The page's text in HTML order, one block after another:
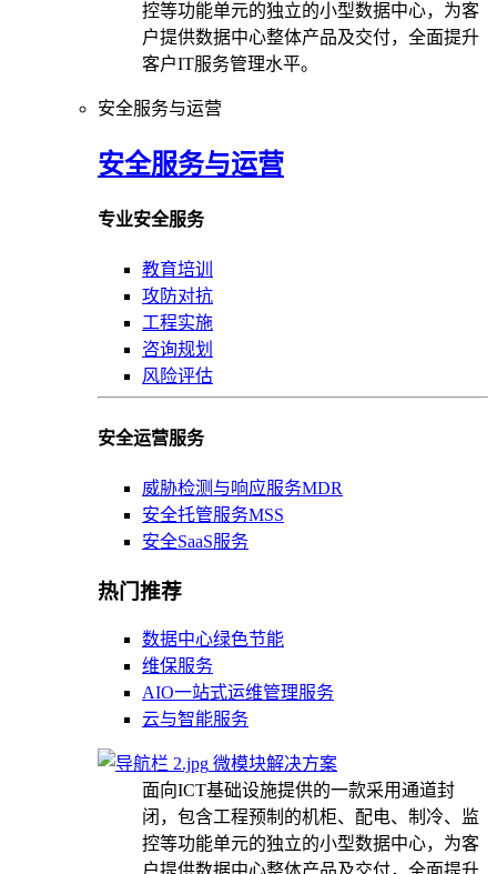
控等功能单元的独立的小型数据中心，为客
户提供数据中心整体产品及交付，全面提升
客户IT服务管理水平。
安全服务与运营
安全服务与运营
专业安全服务
教育培训
攻防对抗
工程实施
咨询规划
风险评估
安全运营服务
威胁检测与响应服务MDR
安全托管服务MSS
安全SaaS服务
热门推荐
数据中心绿色节能
维保服务
AIO一站式运维管理服务
云与智能服务
微模块解决方案
面向ICT基础设施提供的一款采用通道封
闭，包含工程预制的机柜、配电、制冷、监
控等功能单元的独立的小型数据中心，为客